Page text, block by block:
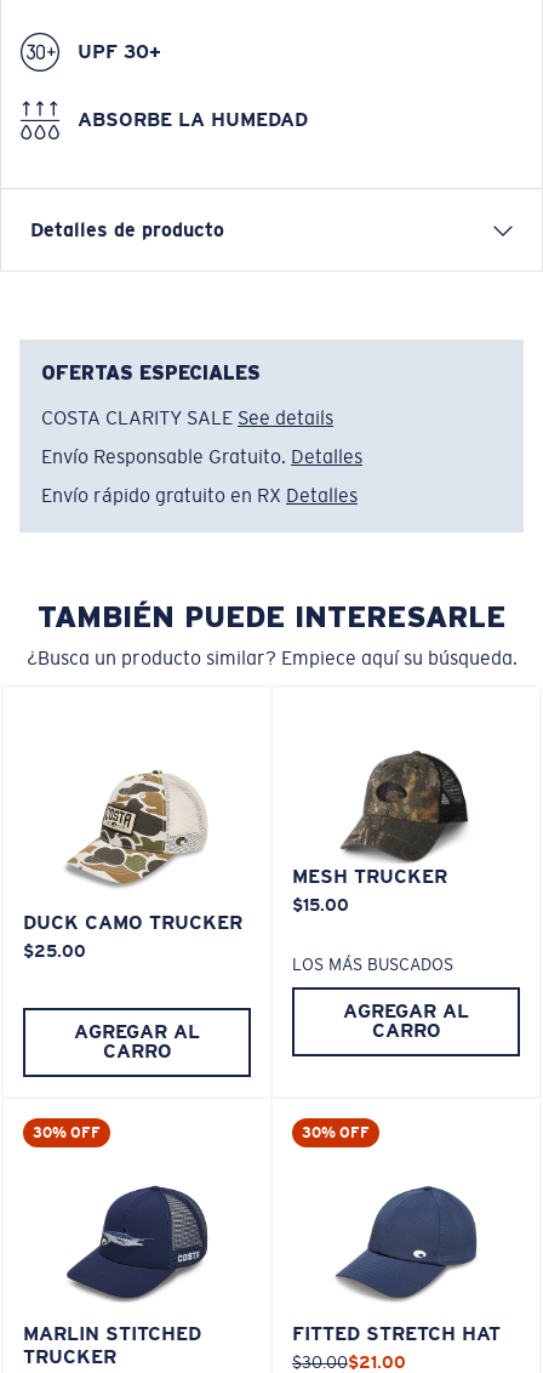
UPF 30+
ABSORBE LA HUMEDAD
Detalles de producto
since 1983, and our headwear have been a key part of
that protection. From simple trucker hats to
seamlessly pair with our sunglasses and apparel.
Artículo n.°: FQS900351-33V
Color:Bolinas Brown
OFERTAS ESPECIALES
COSTA CLARITY SALE See details
Envío Responsable Gratuito. Detalles
Envío rápido gratuito en RX Detalles
TAMBIÉN PUEDE INTERESARLE
¿Busca un producto similar? Empiece aquí su búsqueda.
DUCK CAMO TRUCKER
$25.00
AGREGAR AL
CARRO
MESH TRUCKER
$15.00
LOS MÁS BUSCADOS
AGREGAR AL
CARRO
30% OFF
MARLIN STITCHED
TRUCKER
30% OFF
FITTED STRETCH HAT
$30.00$21.00